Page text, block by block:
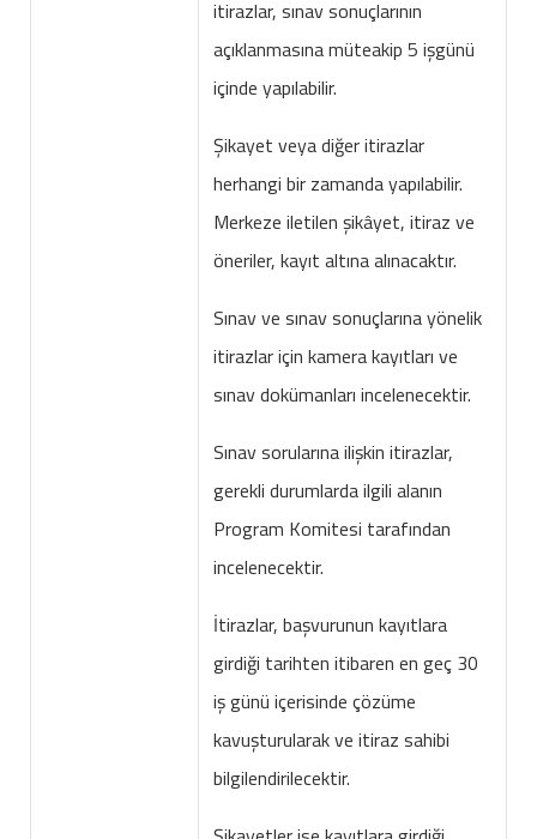
itirazlar, sınav sonuçlarının
açıklanmasına müteakip 5 işgünü
içinde yapılabilir.
Şikayet veya diğer itirazlar
herhangi bir zamanda yapılabilir.
Merkeze iletilen şikâyet, itiraz ve
öneriler, kayıt altına alınacaktır.
Sınav ve sınav sonuçlarına yönelik
itirazlar için kamera kayıtları ve
sınav dokümanları incelenecektir.
Sınav sorularına ilişkin itirazlar,
gerekli durumlarda ilgili alanın
Program Komitesi tarafından
incelenecektir.
İtirazlar, başvurunun kayıtlara
girdiği tarihten itibaren en geç 30
iş günü içerisinde çözüme
kavuşturularak ve itiraz sahibi
bilgilendirilecektir.